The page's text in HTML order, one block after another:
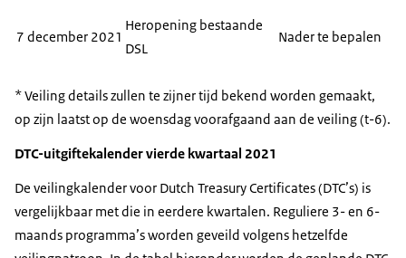
7 december 2021
Heropening bestaande
DSL
Nader te bepalen
* Veiling details zullen te zijner tijd bekend worden gemaakt,
op zijn laatst op de woensdag voorafgaand aan de veiling (t-6).
DTC-uitgiftekalender vierde kwartaal 2021
De veilingkalender voor Dutch Treasury Certificates (DTC’s) is
vergelijkbaar met die in eerdere kwartalen. Reguliere 3- en 6-
maands programma’s worden geveild volgens hetzelfde